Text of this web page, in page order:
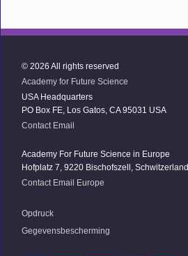
© 2026 All rights reserved
Academy for Future Science
USA Headquarters
PO Box FE, Los Gatos, CA 95031 USA
Contact Email
Academy For Future Science in Europe
Hofplatz 7, 9220 Bischofszell, Schwitzerland
Contact Email Europe
Opdruck
Gegevensbescherming